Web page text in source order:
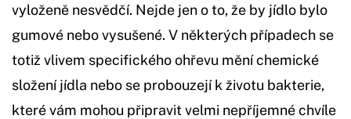
vyloženě nesvědčí. Nejde jen o to, že by jídlo bylo
gumové nebo vysušené. V některých případech se
totiž vlivem specifického ohřevu mění chemické
složení jídla nebo se probouzejí k životu bakterie,
které vám mohou připravit velmi nepříjemné chvíle